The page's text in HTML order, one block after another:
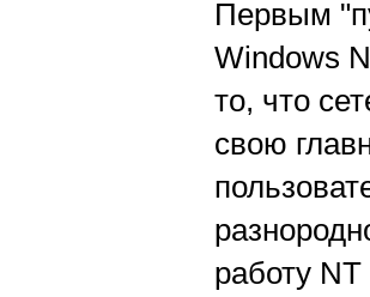
Первым
Windows
то, что
свою
работу